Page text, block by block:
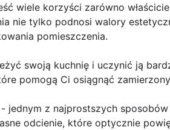
wiele korzyści zarówno
nie tylko podnosi walory
pomieszczenia.
swoją kuchnię i uczynić ją
pomogą Ci osiągnąć
- jednym z najprostszych
odcienie, które optycznie